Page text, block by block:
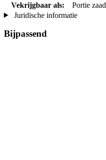
Vekrijgbaar als:
Portie zaad
Juridische informatie
Bijpassend